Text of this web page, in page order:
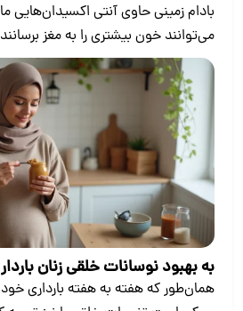
بادام زمینی حاوی آنتی اکسیدان‌هایی
می‌توانند خون بیشتری را به مغز
به بهبود نوسانات خلقی زنان
همان‌طور که هفته به هفته بارداری